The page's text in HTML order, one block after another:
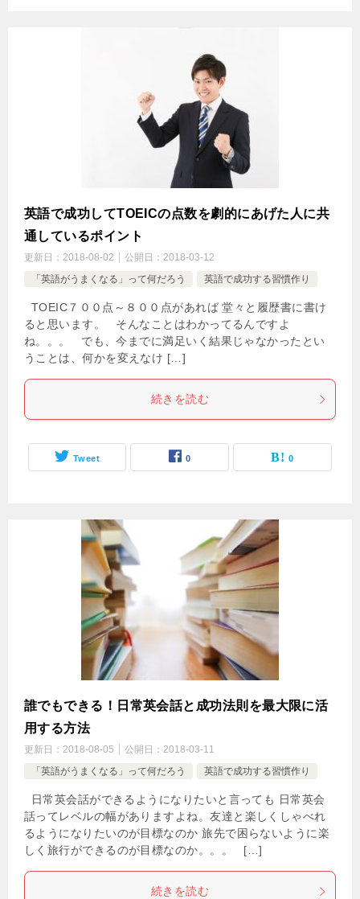
英語で成功してTOEICの点数を劇的にあげた人に共
通しているポイント
更新日： 2018-08-02 公開日： 2018-03-12
「英語がうまくなる」って何だろう
英語で成功する習慣作り
TOEIC７００点～８００点があれば 堂々と履歴書に書け
ると思います。 そんなことはわかってるんですよ
ね。。。 でも、今までに満足いく結果じゃなかったとい
うことは、何かを変えなけ […]
続きを読む
Tweet 0 0
誰でもできる！日常英会話と成功法則を最大限に活
用する方法
更新日： 2018-08-05 公開日： 2018-03-11
「英語がうまくなる」って何だろう
英語で成功する習慣作り
日常英会話ができるようになりたいと言っても 日常英会
話ってレベルの幅がありますよね。友達と楽しくしゃべれ
るようになりたいのが目標なのか 旅先で困らないように楽
しく旅行ができるのが目標なのか。。。 […]
続きを読む